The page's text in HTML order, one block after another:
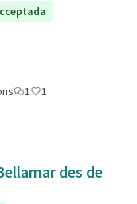
1
1
des de